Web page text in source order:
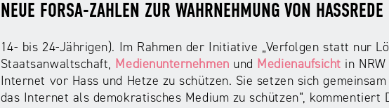
NEUE FORSA-ZAHLEN ZUR WAHRNEHMUNG VON
14- bis 24-Jährigen). Im Rahmen der Initiative „Verfolgen statt nur
Staatsanwaltschaft, Medienunternehmen und Medienaufsicht in
Internet vor Hass und Hetze zu schützen. Sie setzen sich
das Internet als demokratisches Medium zu schützen“, kommentiert